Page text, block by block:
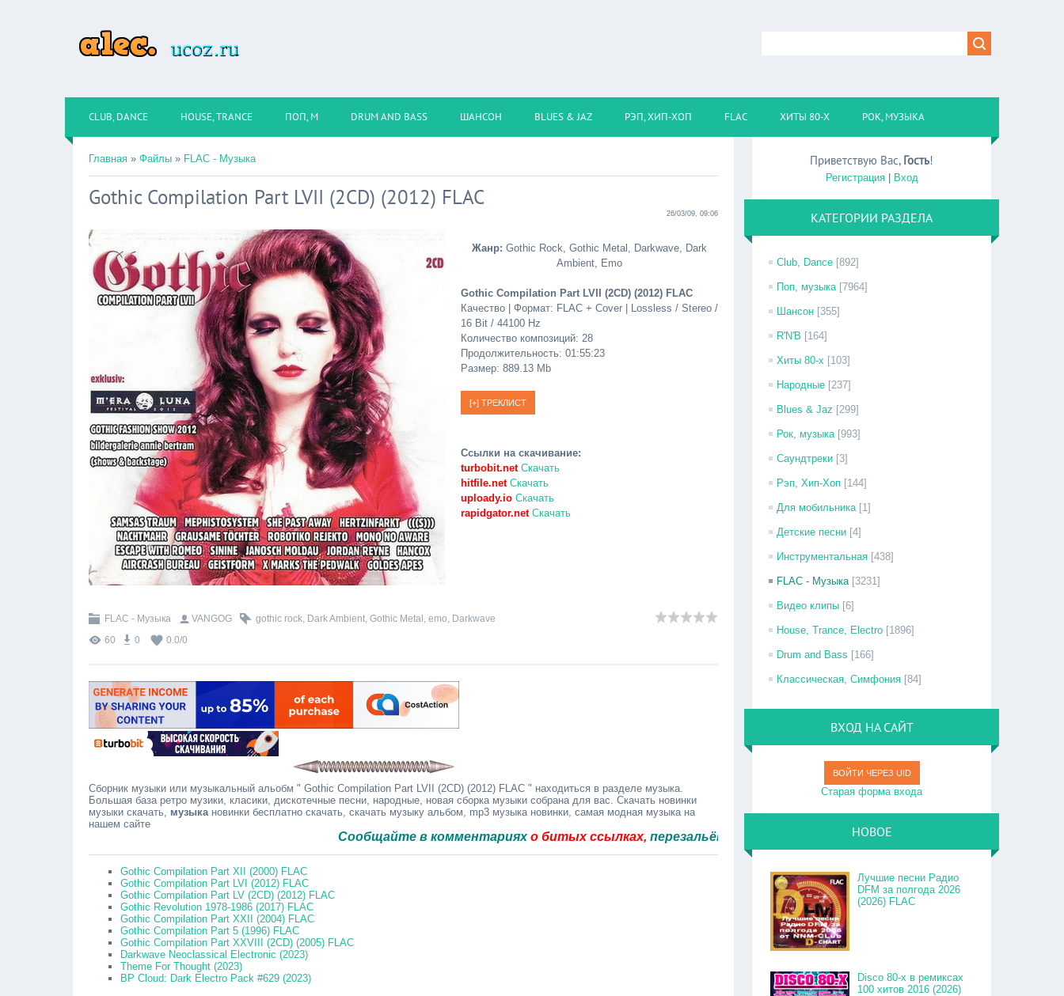
CLUB, DANCE HOUSE, TRANCE ПОП, М DRUM AND BASS ШАНСОН BLUES & JAZ РЭП, ХИП-ХОП FLAC ХИТЫ 80-Х РОК, МУЗЫКА
Главная » Файлы » FLAC - Музыка
Gothic Compilation Part LVII (2CD) (2012) FLAC
26/03/09, 09:06
Жанр: Gothic Rock, Gothic Metal, Darkwave, Dark
Ambient, Emo
Gothic Compilation Part LVII (2CD) (2012) FLAC
Качество | Формат: FLAC + Cover | Lossless / Stereo /
16 Bit / 44100 Hz
Количество композиций: 28
Продолжительность: 01:55:23
Размер: 889.13 Mb
Ссылки на скачивание:
turbobit.netСкачать
hitfile.netСкачать
uploady.io Скачать
rapidgator.netСкачать
FLAC - Музыка VANGOG gothic rock, Dark Ambient, Gothic Metal , emo, Darkwave
60
0 0.0/0
Сборник музыки или музыкальный альобм " Gothic Compilation Part LVII (2CD) (2012) FLAC " находиться в разделе музыка.
Большая база ретро музики, класики, дискотечные песни, народные, новая сборка музыки собрана для вас. Скачать новинки
музыки скачать, музыкановинки бесплатно скачать, скачать музыку альбом, mp3 музыка новинки, самая модная музыка на
нашем сайте
Сообщайте в комментарияхо битых ссылках,перезальём быстро.
Gothic Compilation Part XII (2000) FLAC
Gothic Compilation Part LVI (2012) FLAC
Gothic Compilation Part LV (2CD) (2012) FLAC
Gothic Revolution 1978-1986 (2017) FLAC
Gothic Compilation Part XXII (2004) FLAC
Gothic Compilation Part 5 (1996) FLAC
Gothic Compilation Part XXVIII (2CD) (2005) FLAC
Darkwave Neoclassical Electronic (2023)
Theme For Thought (2023)
BP Cloud: Dark Electro Pack #629 (2023)
Приветствую Вас, Гость!
Регистрация| Вход
КАТЕГОРИИ РАЗДЕЛА
Club, Dance [892]
Поп, музыка [7964]
Шансон [355]
R'N'B [164]
Хиты 80-х [103]
Народные [237]
Blues & Jaz [299]
Рок, музыка [993]
Саундтреки [3]
Рэп, Хип-Хоп [144]
Для мобильника [1]
Детские песни [4]
Инструментальная [438]
FLAC - Музыка [3231]
Видео клипы [6]
House, Trance, Electro [1896]
Drum and Bass [166]
Классическая, Симфония [84]
ВХОД НА САЙТ
ВОЙТИ ЧЕРЕЗ UID
Старая форма входа
НОВОЕ
Лучшие песни Радио
DFM за полгода 2026
(2026) FLAC
Disco 80-x в ремиксах
100 хитов 2016 (2026)